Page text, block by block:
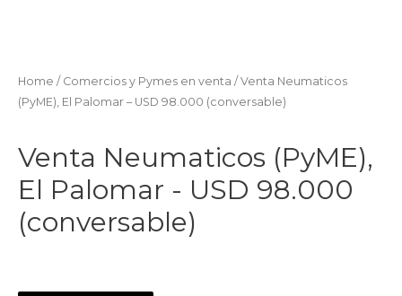
Home / Comercios y Pymes en venta / Venta Neumaticos
(PyME), El Palomar – USD 98.000 (conversable)
Venta Neumaticos (PyME),
El Palomar - USD 98.000
(conversable)